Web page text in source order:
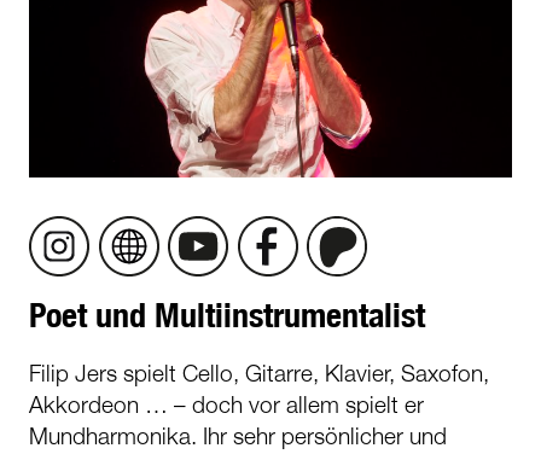
Poet und Multiinstrumentalist
Filip Jers spielt Cello, Gitarre, Klavier, Saxofon,
Akkordeon … – doch vor allem spielt er
Mundharmonika. Ihr sehr persönlicher und